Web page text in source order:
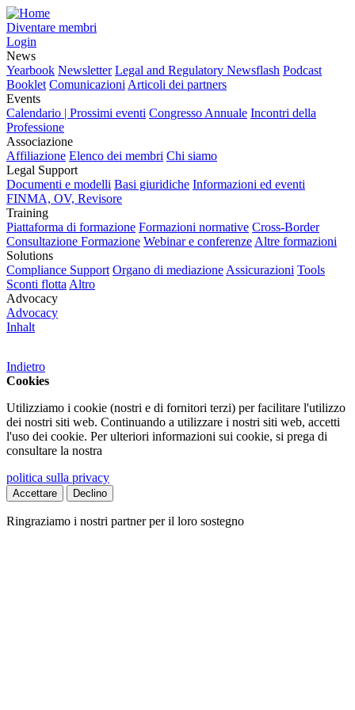
Diventare membri
Login
News
Yearbook Newsletter Legal and Regulatory Newsflash Podcast
Booklet Comunicazioni Articoli dei partners
Events
Calendario | Prossimi eventi Congresso Annuale Incontri della
Professione
Associazione
Affiliazione Elenco dei membri Chi siamo
Legal Support
Documenti e modelli Basi giuridiche Informazioni ed eventi
FINMA, OV, Revisore
Training
Piattaforma di formazione Formazioni normative Cross-Border
Consultazione Formazione Webinar e conferenze Altre formazioni
Solutions
Compliance Support Organo di mediazione Assicurazioni Tools
Sconti flotta Altro
Advocacy
Advocacy
Inhalt
Indietro
Cookies
Utilizziamo i cookie (nostri e di fornitori terzi) per facilitare l'utilizzo
dei nostri siti web. Continuando a utilizzare i nostri siti web, accetti
l'uso dei cookie. Per ulteriori informazioni sui cookie, si prega di
consultare la nostra
politica sulla privacy
Accettare Declino
Ringraziamo i nostri partner per il loro sostegno